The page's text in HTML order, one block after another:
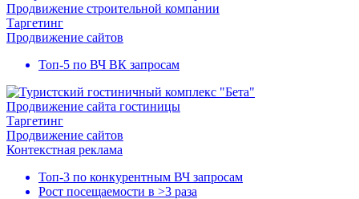
Продвижение строительной компании
Таргетинг
Продвижение сайтов
Топ-5 по ВЧ ВК запросам
Продвижение сайта гостиницы
Таргетинг
Продвижение сайтов
Контекстная реклама
Топ-3 по конкурентным ВЧ запросам
Рост посещаемости в >3 раза